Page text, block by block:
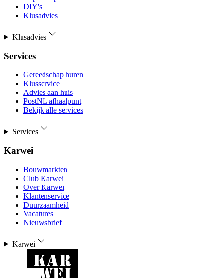
DIY's
Klusadvies
Klusadvies
Services
Gereedschap huren
Klusservice
Advies aan huis
PostNL afhaalpunt
Bekijk alle services
Services
Karwei
Bouwmarkten
Club Karwei
Over Karwei
Klantenservice
Duurzaamheid
Vacatures
Nieuwsbrief
Karwei